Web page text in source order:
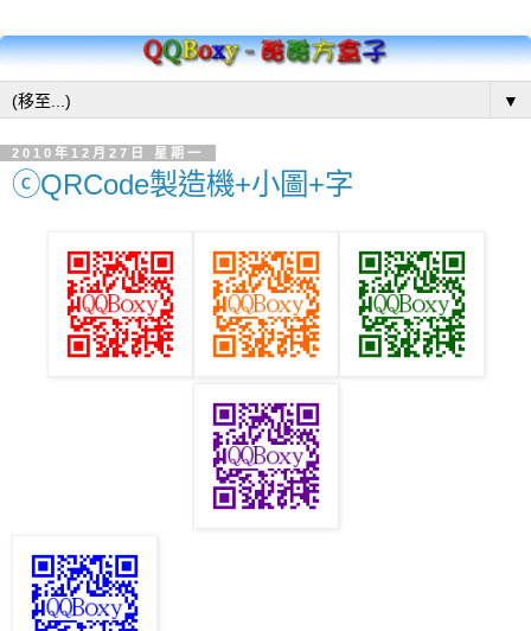
▼
2010年12月27日 星期一
ⓒQRCode製造機+小圖+字